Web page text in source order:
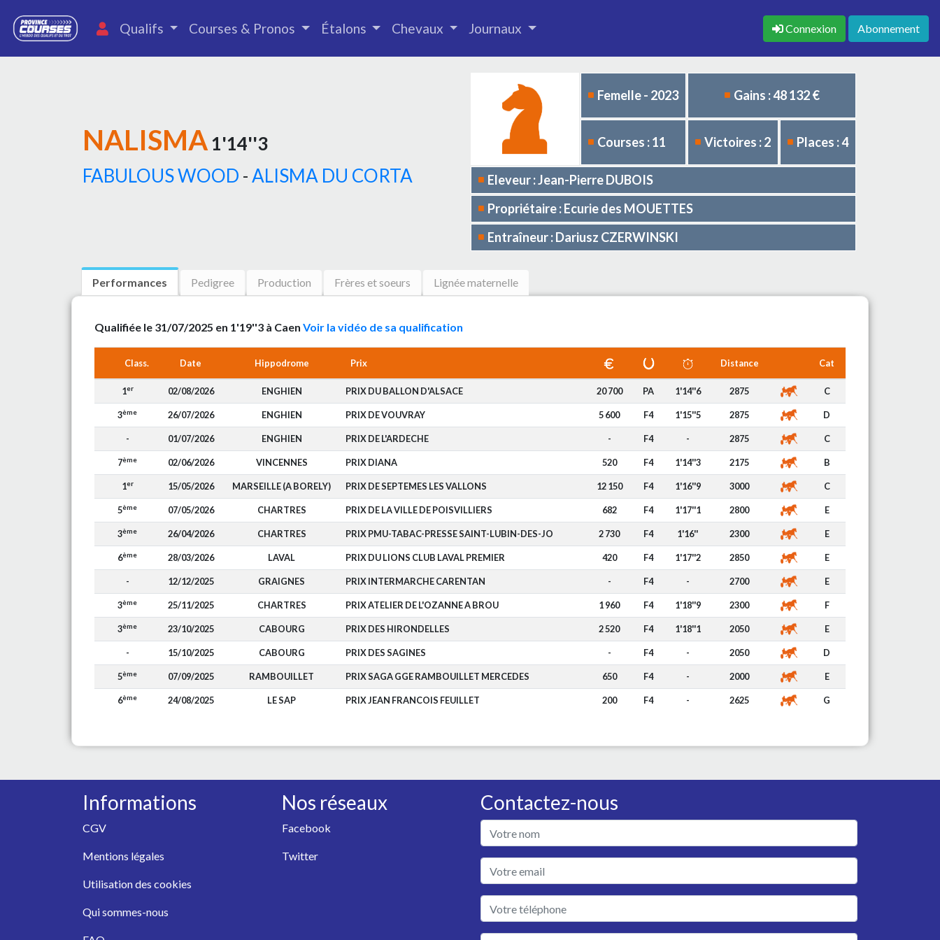
Qualifs Courses & Pronos Étalons Chevaux Journaux Connexion Abonnement
NALISMA 1'14''3
FABULOUS WOOD -ALISMA DU CORTA
Femelle - 2023 Gains : 48 132 €
Courses : 11 Victoires : 2 Places : 4
Eleveur : Jean-Pierre DUBOIS
Propriétaire : Ecurie des MOUETTES
Entraîneur : Dariusz CZERWINSKI
Performances Pedigree Production Frères et soeurs Lignée maternelle
Qualifiée le 31/07/2025 en 1'19''3 à Caen Voir la vidéo de sa qualification
Class. Date Hippodrome Prix Distance Cat
1er 02/08/2026 ENGHIEN PRIX DU BALLON D'ALSACE 20 700 PA 1'14''6 2875 C
3ème 26/07/2026 ENGHIEN PRIX DE VOUVRAY 5 600 F4 1'15''5 2875 D
- 01/07/2026 ENGHIEN PRIX DE L'ARDECHE - F4 - 2875 C
7ème 02/06/2026 VINCENNES PRIX DIANA 520 F4 1'14''3 2175 B
1er 15/05/2026 MARSEILLE (A BORELY) PRIX DE SEPTEMES LES VALLONS 12 150 F4 1'16''9 3000 C
5ème 07/05/2026 CHARTRES PRIX DE LA VILLE DE POISVILLIERS 682 F4 1'17''1 2800 E
3ème 26/04/2026 CHARTRES PRIX PMU-TABAC-PRESSE SAINT-LUBIN-DES-JO 2 730 F4 1'16'' 2300 E
6ème 28/03/2026 LAVAL PRIX DU LIONS CLUB LAVAL PREMIER 420 F4 1'17''2 2850 E
- 12/12/2025 GRAIGNES PRIX INTERMARCHE CARENTAN - F4 - 2700 E
3ème 25/11/2025 CHARTRES PRIX ATELIER DE L'OZANNE A BROU 1 960 F4 1'18''9 2300 F
3ème 23/10/2025 CABOURG PRIX DES HIRONDELLES 2 520 F4 1'18''1 2050 E
- 15/10/2025 CABOURG PRIX DES SAGINES - F4 - 2050 D
5ème 07/09/2025 RAMBOUILLET PRIX SAGA GGE RAMBOUILLET MERCEDES 650 F4 - 2000 E
6ème 24/08/2025 LE SAP PRIX JEAN FRANCOIS FEUILLET 200 F4 - 2625 G
Informations
CGV
Mentions légales
Utilisation des cookies
Qui sommes-nous
Nos réseaux
Facebook
Twitter
Contactez-nous